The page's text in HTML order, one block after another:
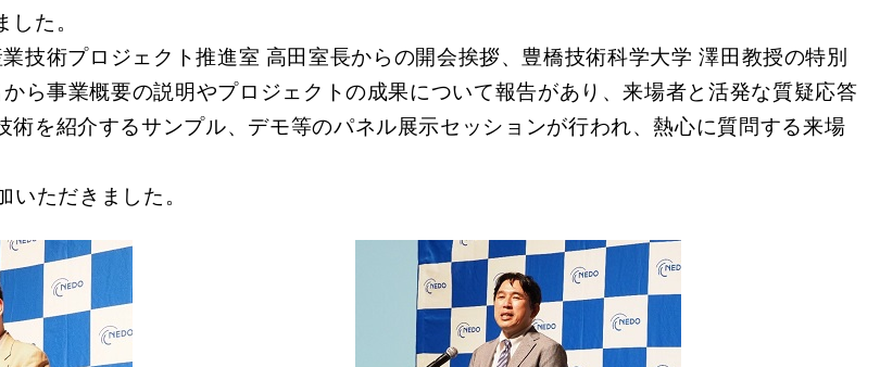
た。
技術プロジェクト推進室 高田室長からの開会挨拶、豊橋技術科学大学 澤田教授の特別
ら事業概要の説明やプロジェクトの成果について報告があり、来場者と活発な質疑応答
を紹介するサンプル、デモ等のパネル展示セッションが行われ、熱心に質問する来場
ただきました。